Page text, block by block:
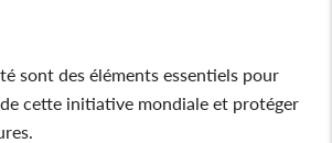
sont des éléments essentiels pour
cette initiative mondiale et protéger